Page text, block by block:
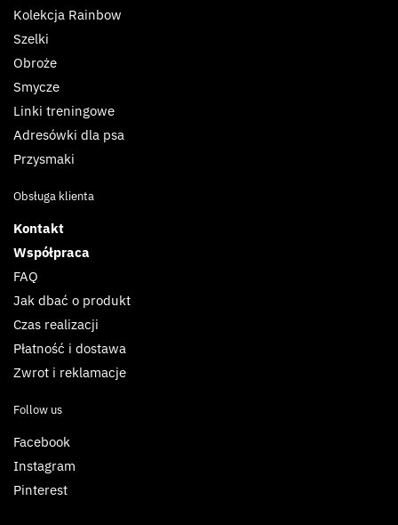
Kolekcja Rainbow
Szelki
Obroże
Smycze
Linki treningowe
Adresówki dla psa
Przysmaki
Obsługa klienta
Kontakt
Współpraca
FAQ
Jak dbać o produkt
Czas realizacji
Płatność i dostawa
Zwrot i reklamacje
Follow us
Facebook
Instagram
Pinterest